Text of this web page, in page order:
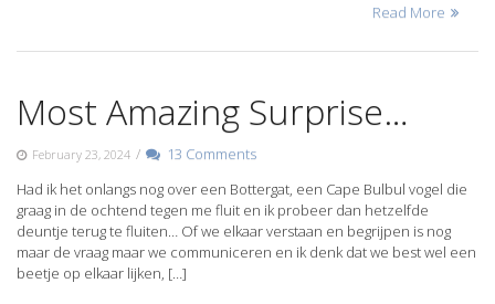
Read More
Most Amazing Surprise…
February 23, 2024 /
13 Comments
Had ik het onlangs nog over een Bottergat, een Cape Bulbul vogel die
graag in de ochtend tegen me fluit en ik probeer dan hetzelfde
deuntje terug te fluiten… Of we elkaar verstaan en begrijpen is nog
maar de vraag maar we communiceren en ik denk dat we best wel een
beetje op elkaar lijken, […]